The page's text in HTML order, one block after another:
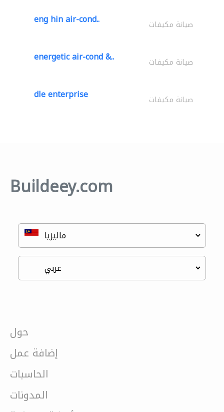
eng hin air-cond.. صيانة مكيفات
energetic air-cond &.. صيانة مكيفات
dle enterprise صيانة مكيفات
Buildeey.com
حول
إضافة عمل
الحاسبات
المدونات